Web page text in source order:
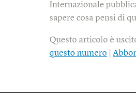
Internazionale
sapere cosa pensi di
Questo articolo è
questo numero |